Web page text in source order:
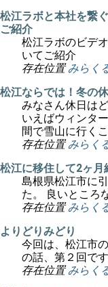
松江ラボと本社を繋
ご紹介
松江ラボのビデ
いてご紹介
存在位置 みらく
松江ならでは！冬の
みなさん休日は
いえばウィンタ
間で雪山に行く
存在位置 みらく
松江に移住して2ヶ月
島根県松江市に
た。 良いところ
存在位置 みらく
よりどりみどり
今回は、松江市
の話、第２回です
存在位置 みらく